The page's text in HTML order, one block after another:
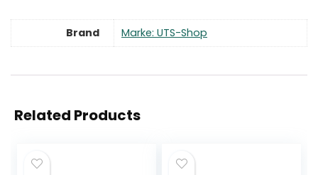
Brand Marke: UTS-Shop
Related Products